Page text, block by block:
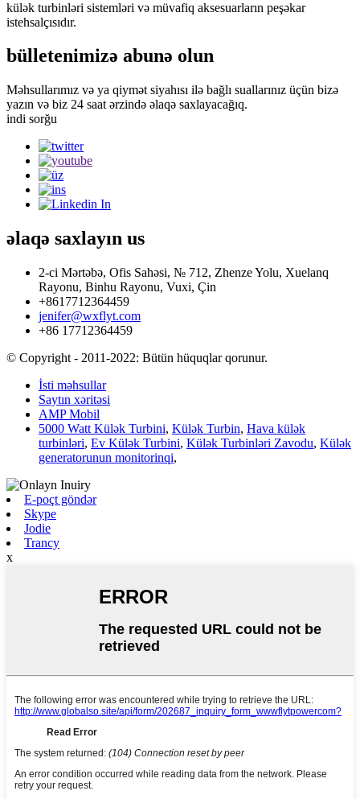
külək turbinləri sistemləri və müvafiq aksesuarların peşəkar
istehsalçısıdır.
bülletenimizə abunə olun
Məhsullarımız və ya qiymət siyahısı ilə bağlı suallarınız üçün bizə
yazın və biz 24 saat ərzində əlaqə saxlayacağıq.
indi sorğu
əlaqə saxlayın us
2-ci Mərtəbə, Ofis Sahəsi, № 712, Zhenze Yolu, Xuelanq
Rayonu, Binhu Rayonu, Vuxi, Çin
+8617712364459
jenifer@wxflyt.com
+86 17712364459
© Copyright - 2011-2022: Bütün hüquqlar qorunur.
İsti məhsullar
Saytın xəritəsi
AMP Mobil
5000 Watt Külək Turbini, Külək Turbin, Hava külək
turbinləri, Ev Külək Turbini, Külək Turbinləri Zavodu, Külək
generatorunun monitorinqi,
E-poçt göndər
Skype
Jodie
Trancy
x